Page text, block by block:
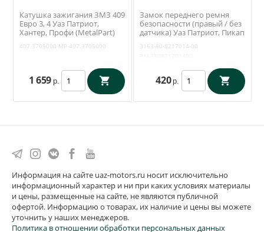
Катушка зажигания ЗМЗ 409
Евро 3, 4 Уаз Патриот,
Хантер, Профи (MetalPart)
407.3705000 MP-407.3705000
1 659 р.
Замок переднего ремня
безопасности (правый / без
датчика) Уаз Патриот, Пикап
3163-80-8217014-00
420 р.
Информация на сайте uaz-motors.ru носит исключительно
информационный характер и ни при каких условиях материалы
и цены, размещенные на сайте, не являются публичной
офертой. Информацию о товарах, их наличие и цены вы можете
уточнить у наших менеджеров.
Политика в отношении обработки персональных данных